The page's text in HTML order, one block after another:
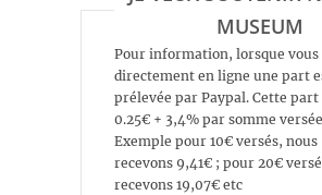
MUSEUM
Pour information, lorsque vous
directement en ligne une part
prélevée par Paypal. Cette part
0.25€ + 3,4% par somme
Exemple pour 10€ versés, nous
recevons 9,41€ ; pour 20€
recevons 19,07€ etc